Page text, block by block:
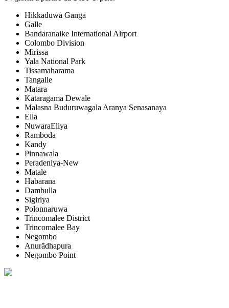
Hikkaduwa Ganga
Galle
Bandaranaike International Airport
Colombo Division
Mirissa
Yala National Park
Tissamaharama
Tangalle
Matara
Kataragama Dewale
Malasna Buduruwagala Aranya Senasanaya
Ella
NuwaraEliya
Ramboda
Kandy
Pinnawala
Peradeniya-New
Matale
Habarana
Dambulla
Sigiriya
Polonnaruwa
Trincomalee District
Trincomalee Bay
Negombo
Anurādhapura
Negombo Point